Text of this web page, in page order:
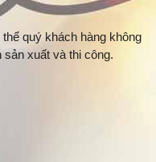
quý khách hàng không
sản xuất và thi công.